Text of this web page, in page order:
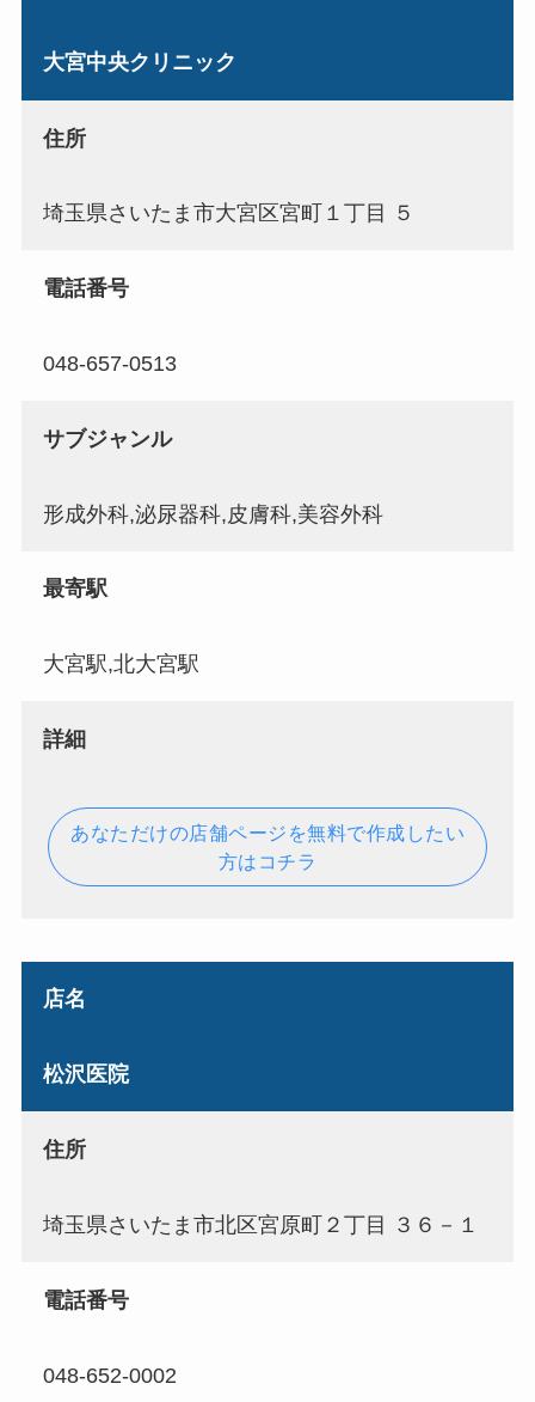
大宮中央クリニック
住所
埼玉県さいたま市大宮区宮町１丁目 ５
電話番号
048-657-0513
サブジャンル
形成外科,泌尿器科,皮膚科,美容外科
最寄駅
大宮駅,北大宮駅
詳細
あなただけの店舗ページを無料で作成したい
方はコチラ
店名
松沢医院
住所
埼玉県さいたま市北区宮原町２丁目 ３６－１
電話番号
048-652-0002